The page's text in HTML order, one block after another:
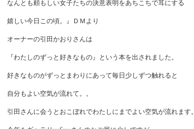
なんとも頼もしい女子たちの決意表明をあちこちで耳にする
嬉しい今日この頃。』ＤＭより
オーナーの引田かおりさんは
『わたしのずっと好きなもの』という本を出されました。
好きなものがずっとまわりにあって毎日少しずつ触れると
自分もよい空気が流れて。。
引田さんに会うとおこぼれでわたしにまでよい空気が流れます。